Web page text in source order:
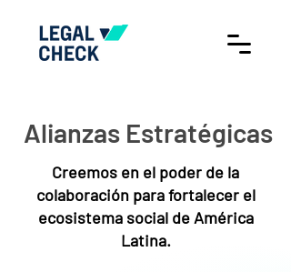
Alianzas Estratégicas
Creemos en el poder de la
colaboración para fortalecer el
ecosistema social de América
Latina.